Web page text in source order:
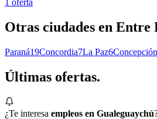
1 oferta
Otras ciudades en Entre
Paraná19Concordia7La Paz6
Últimas ofertas.
¿Te interesa empleos en Gualeguaychú